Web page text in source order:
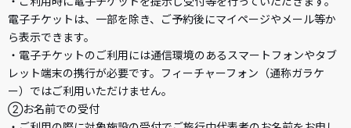
電子チケットは、一部を除き、ご予約後にマイページやメール等か
ら表示できます。
・電子チケットのご利用には通信環境のあるスマートフォンやタブ
レット端末の携行が必要です。フィーチャーフォン（通称ガラケ
ー）ではご利用いただけません。
②お名前での受付